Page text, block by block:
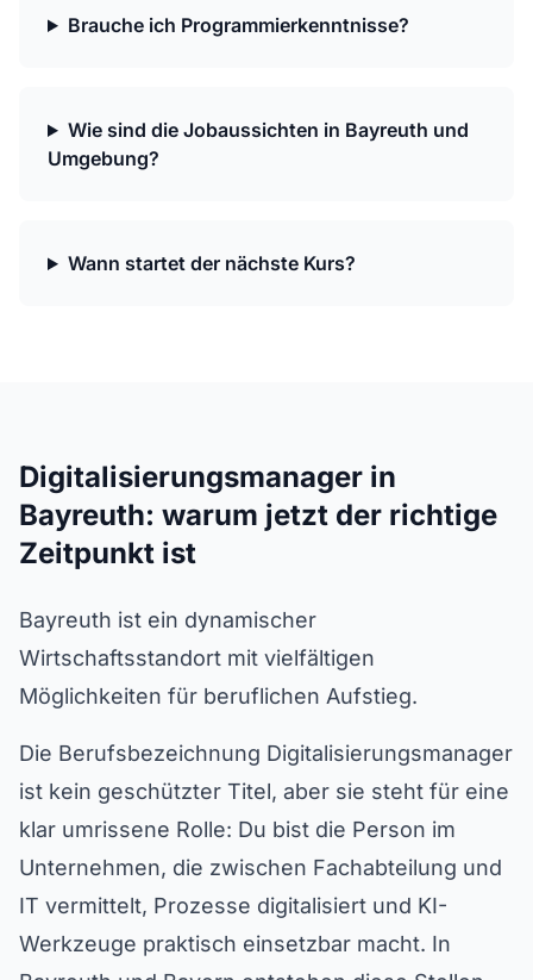
Brauche ich Programmierkenntnisse?
Wie sind die Jobaussichten in Bayreuth und
Umgebung?
Wann startet der nächste Kurs?
Digitalisierungsmanager in
Bayreuth: warum jetzt der richtige
Zeitpunkt ist
Bayreuth ist ein dynamischer
Wirtschaftsstandort mit vielfältigen
Möglichkeiten für beruflichen Aufstieg.
Die Berufsbezeichnung Digitalisierungsmanager
ist kein geschützter Titel, aber sie steht für eine
klar umrissene Rolle: Du bist die Person im
Unternehmen, die zwischen Fachabteilung und
IT vermittelt, Prozesse digitalisiert und KI-
Werkzeuge praktisch einsetzbar macht. In